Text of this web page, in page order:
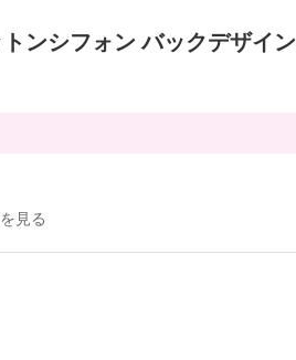
ンシフォン バックデザイン
見る